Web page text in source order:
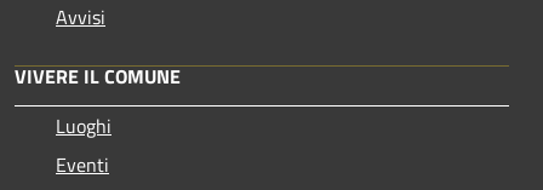
Avvisi
VIVERE IL COMUNE
Luoghi
Eventi